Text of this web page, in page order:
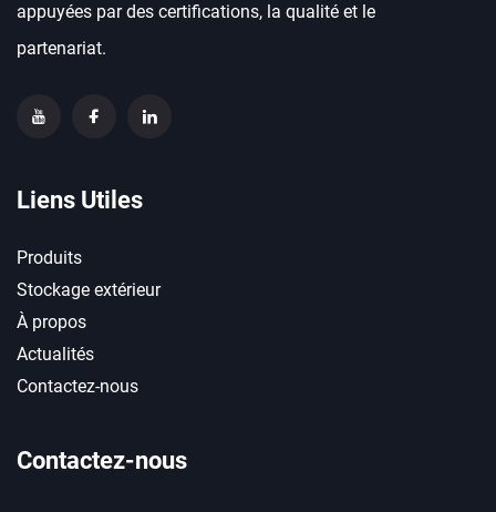
appuyées par des certifications, la qualité et le
partenariat.
Liens Utiles
Produits
Stockage extérieur
À propos
Actualités
Contactez-nous
Contactez-nous